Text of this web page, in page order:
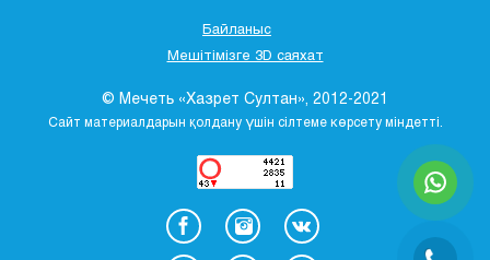
Байланыс
Мешітімізге 3D саяхат
© Мечеть «Хазрет Султан», 2012-2021
Сайт материалдарын қолдану үшін сілтеме көрсету міндетті.